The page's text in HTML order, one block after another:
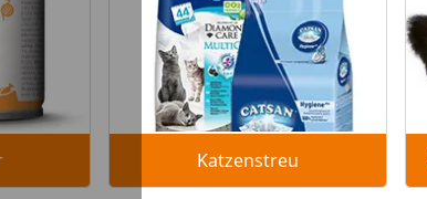
Katzenstreu